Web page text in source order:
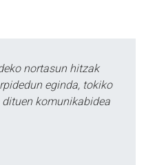
nortasun hitzak
eginda, tokiko
komunikabidea